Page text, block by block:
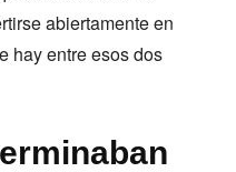
abiertamente en
hay entre esos dos